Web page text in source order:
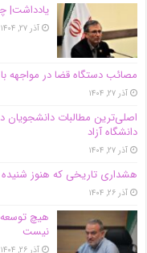
یادداشت|
آذر ۲۷, ۱۴۰۴
مصائب دستگاه قضا در مواجهه
آذر ۲۷, ۱۴۰۴
اصلی‌ترین مطالبات دانشجویان
دانشگاه آز‌اد
آذر ۲۷, ۱۴۰۴
هشداری تاریخی که هنوز
آذر ۲۶, ۱۴۰۴
هیچ
نیست
آذر ۲۶, ۱۴۰۴